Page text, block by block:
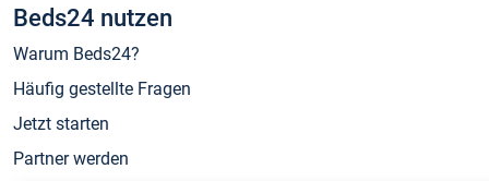
Beds24 nutzen
Warum Beds24?
Häufig gestellte Fragen
Jetzt starten
Partner werden